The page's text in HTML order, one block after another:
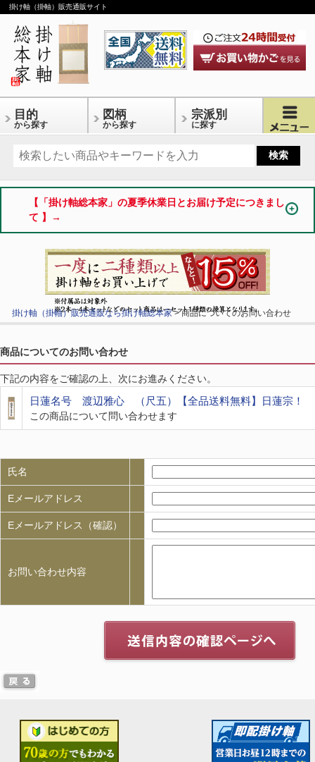
掛け軸（掛軸）販売通販サイト
目的
から探す
図柄
から探す
宗派別
に探す
【「掛け軸総本家」の夏季休業日とお届け予定につきまし
て 】→
掛け軸（掛軸）販売通販なら掛け軸総本家> 商品についてのお問い合わせ
商品についてのお問い合わせ
下記の内容をご確認の上、次にお進みください。
日蓮名号 渡辺雅心 （尺五）【全品送料無料】日蓮宗！
この商品について問い合わせます
氏名
Eメールアドレス
Eメールアドレス（確認）
お問い合わせ内容